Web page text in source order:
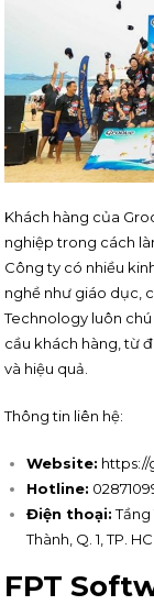
Khách hàng của
nghiệp trong cách
Công ty có nhiều
nghề như giáo dục,
Technology luôn
cầu khách hàng, từ
và hiệu quả.
Thông tin liên hệ:
Website:
Hotline:
Điện thoại:Tầng
Thành, Q. 1, TP.
FPT